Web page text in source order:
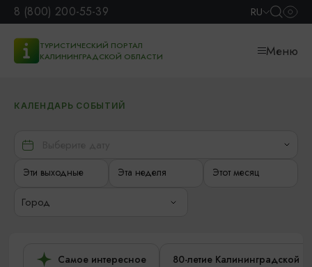
8 (800) 200-55-39 RU
ТУРИСТИЧЕСКИЙ ПОРТАЛ
КАЛИНИНГРАДСКОЙ ОБЛАСТИ
Меню
КАЛЕНДАРЬ СОБЫТИЙ
Эти выходные Эта неделя Этот месяц
Город
Самое интересное 80-летие Калининградской